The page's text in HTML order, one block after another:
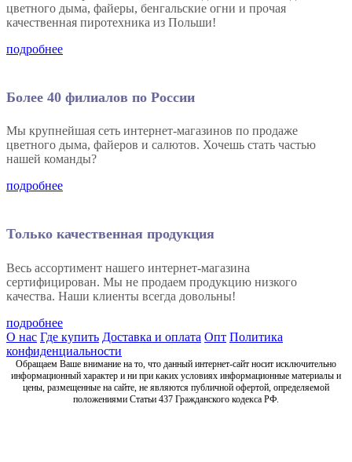
цветного дыма, файеры, бенгальские огни и прочая
качественная пиротехника из Польши!
подробнее
Более 40 филиалов по России
Мы крупнейшая сеть интернет-магазинов по продаже
цветного дыма, файеров и салютов. Хочешь стать частью
нашей команды?
подробнее
Только качественная продукция
Весь ассортимент нашего интернет-магазина
сертифицирован. Мы не продаем продукцию низкого
качества. Наши клиенты всегда довольны!
подробнее
О нас Где купить Доставка и оплата Опт Политика
конфиденциальности
Обращаем Ваше внимание на то, что данный интернет-сайт носит исключительно
информационный характер и ни при каких условиях информационные материалы и
цены, размещенные на сайте, не являются публичной офертой, определяемой
положениями Статьи 437 Гражданского кодекса РФ.